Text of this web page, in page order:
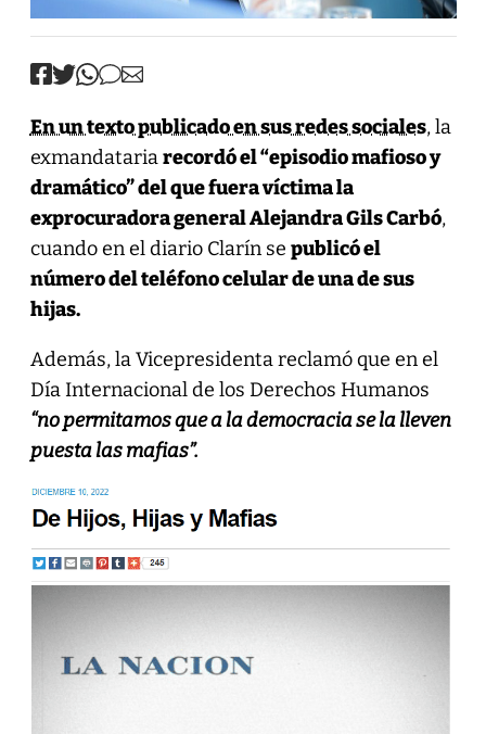
En un texto publicado en sus redes sociales, la
exmandatariarecordó el “episodio mafioso y
dramático” del que fuera víctima la
exprocuradora general Alejandra Gils Carbó,
cuando en el diario Clarín se publicó el
número del teléfono celular de una de sus
hijas.
Además, la Vicepresidenta reclamó que en el
Día Internacional de los Derechos Humanos
“no permitamos que a la democracia se la lleven
puesta las mafias”.